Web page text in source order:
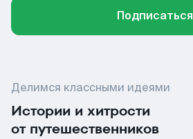
Подписаться
Делимся классными идеями
Истории и хитрости
от путешественников